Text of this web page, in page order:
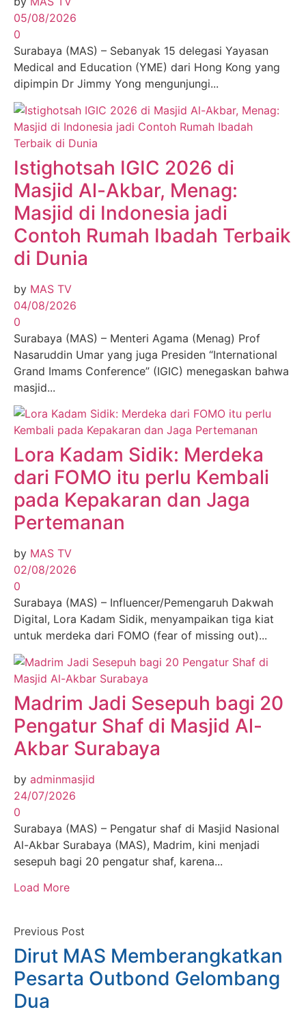
05/08/2026
0
Surabaya (MAS) – Sebanyak 15 delegasi Yayasan
Medical and Education (YME) dari Hong Kong yang
dipimpin Dr Jimmy Yong mengunjungi...
Istighotsah IGIC 2026 di
Masjid Al-Akbar, Menag:
Masjid di Indonesia jadi
Contoh Rumah Ibadah Terbaik
di Dunia
by MAS TV
04/08/2026
0
Surabaya (MAS) – Menteri Agama (Menag) Prof
Nasaruddin Umar yang juga Presiden “International
Grand Imams Conference” (IGIC) menegaskan bahwa
masjid...
Lora Kadam Sidik: Merdeka
dari FOMO itu perlu Kembali
pada Kepakaran dan Jaga
Pertemanan
by MAS TV
02/08/2026
0
Surabaya (MAS) – Influencer/Pemengaruh Dakwah
Digital, Lora Kadam Sidik, menyampaikan tiga kiat
untuk merdeka dari FOMO (fear of missing out)...
Madrim Jadi Sesepuh bagi 20
Pengatur Shaf di Masjid Al-
Akbar Surabaya
by adminmasjid
24/07/2026
0
Surabaya (MAS) – Pengatur shaf di Masjid Nasional
Al-Akbar Surabaya (MAS), Madrim, kini menjadi
sesepuh bagi 20 pengatur shaf, karena...
Load More
Previous Post
Dirut MAS Memberangkatkan
Pesarta Outbond Gelombang
Dua